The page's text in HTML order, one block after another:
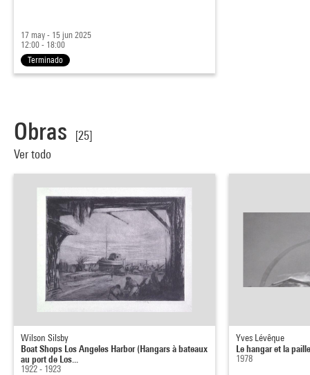
17 may - 15 jun 2025
12:00 - 18:00
Terminado
Obras
[25]
Ver todo
Wilson Silsby
Boat Shops Los Angeles Harbor (Hangars à bateaux
au port de Los...
1922 - 1923
Yves Lévêque
Le hangar et la
1978